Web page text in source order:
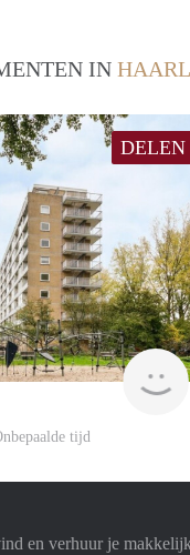
IN
DELEN
tijd
en verhuur je